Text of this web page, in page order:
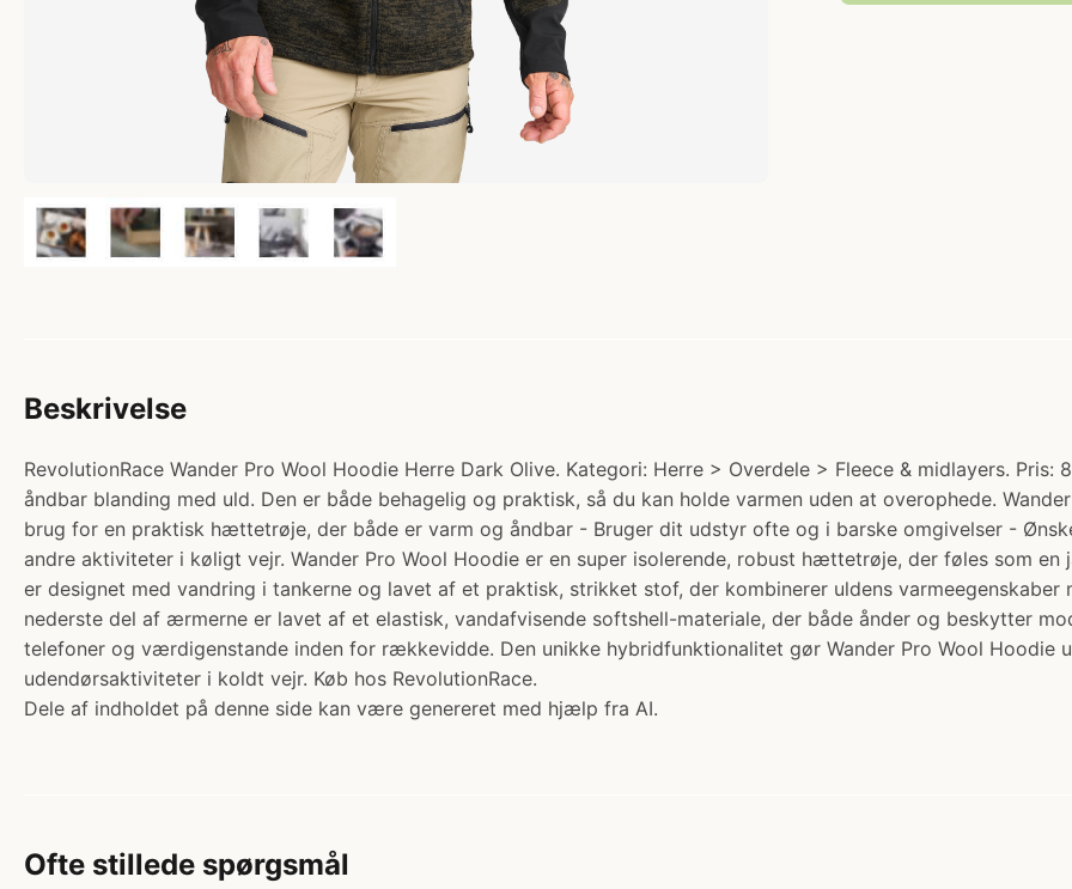
Beskrivelse
RevolutionRace Wander Pro Wool Hoodie Herre Dark Olive. Kategori: Herre > Overdele > Fleece & midlayers.
åndbar blanding med uld. Den er både behagelig og praktisk, så du kan holde varmen uden at overophede.
brug for en praktisk hættetrøje, der både er varm og åndbar - Bruger dit udstyr ofte og i barske omgivelser -
andre aktiviteter i køligt vejr. Wander Pro Wool Hoodie er en super isolerende, robust hættetrøje, der føles som
er designet med vandring i tankerne og lavet af et praktisk, strikket stof, der kombinerer uldens
nederste del af ærmerne er lavet af et elastisk, vandafvisende softshell-materiale, der både ånder og beskytter
telefoner og værdigenstande inden for rækkevidde. Den unikke hybridfunktionalitet gør Wander Pro Wool
udendørsaktiviteter i koldt vejr. Køb hos RevolutionRace.
Dele af indholdet på denne side kan være genereret med hjælp fra AI.
Ofte stillede spørgsmål